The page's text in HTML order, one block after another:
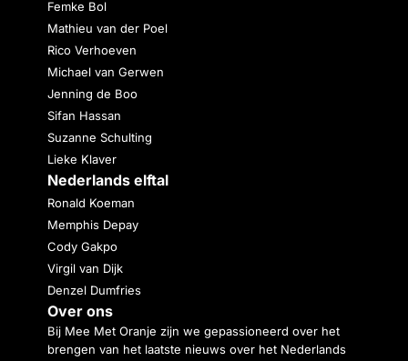
Femke Bol
Mathieu van der Poel
Rico Verhoeven
Michael van Gerwen
Jenning de Boo
Sifan Hassan
Suzanne Schulting
Lieke Klaver
Nederlands elftal
Ronald Koeman
Memphis Depay
Cody Gakpo
Virgil van Dijk
Denzel Dumfries
Over ons
Bij Mee Met Oranje zijn we gepassioneerd over het
brengen van het laatste nieuws over het Nederlands